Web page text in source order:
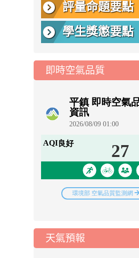
評量命題要點
學生獎懲要點
即時空氣品質
天氣預報